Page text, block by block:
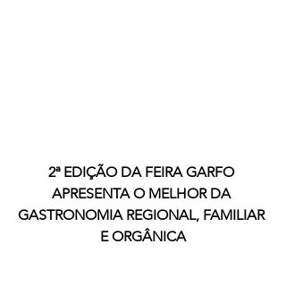
2ª EDIÇÃO DA FEIRA GARFO
APRESENTA O MELHOR DA
GASTRONOMIA REGIONAL, FAMILIAR
E ORGÂNICA